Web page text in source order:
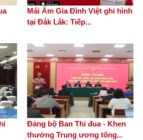
Mái Ấm Gia Đình Việt ghi hình
tại Đắk Lắk: Tiếp...
Đảng bộ Ban Thi đua - Khen
thưởng Trung ương tổng...